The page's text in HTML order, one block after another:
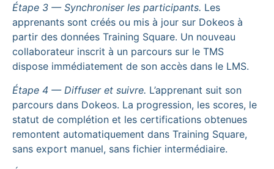
Étape 3 — Synchroniser les participants. Les
apprenants sont créés ou mis à jour sur Dokeos à
partir des données Training Square. Un nouveau
collaborateur inscrit à un parcours sur le TMS
dispose immédiatement de son accès dans le LMS.
Étape 4 — Diffuser et suivre. L’apprenant suit son
parcours dans Dokeos. La progression, les scores, le
statut de complétion et les certifications obtenues
remontent automatiquement dans Training Square,
sans export manuel, sans fichier intermédiaire.